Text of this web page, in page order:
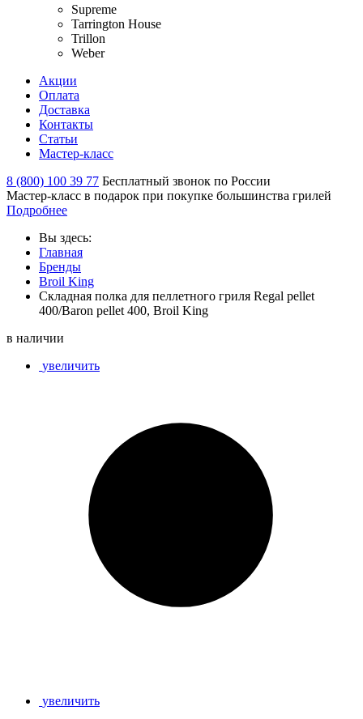
Supreme
Tarrington House
Trillon
Weber
Акции
Оплата
Доставка
Контакты
Статьи
Мастер-класс
8 (800) 100 39 77 Бесплатный звонок по России
Мастер-класс в подарок при покупке большинства грилей
Подробнее
Вы здесь:
Главная
Бренды
Broil King
Складная полка для пеллетного гриля Regal pellet
400/Baron pellet 400, Broil King
в наличии
увеличить
увеличить